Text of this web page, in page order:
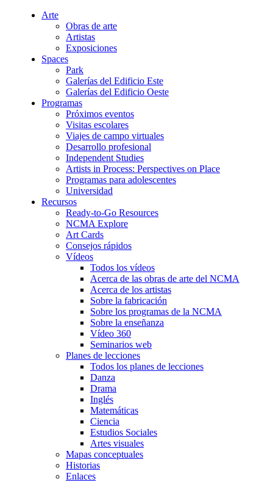
Arte
Obras de arte
Artistas
Exposiciones
Spaces
Park
Galerías del Edificio Este
Galerías del Edificio Oeste
Programas
Próximos eventos
Visitas escolares
Viajes de campo virtuales
Desarrollo profesional
Independent Studies
Artists in Process: Perspectives on Place
Programas para adolescentes
Universidad
Recursos
Ready-to-Go Resources
NCMA Explore
Art Cards
Consejos rápidos
Vídeos
Todos los vídeos
Acerca de las obras de arte del NCMA
Acerca de los artistas
Sobre la fabricación
Sobre los programas de la NCMA
Sobre la enseñanza
Vídeo 360
Seminarios web
Planes de lecciones
Todos los planes de lecciones
Danza
Drama
Inglés
Matemáticas
Ciencia
Estudios Sociales
Artes visuales
Mapas conceptuales
Historias
Enlaces